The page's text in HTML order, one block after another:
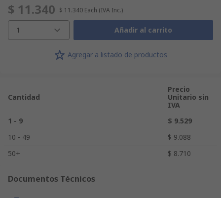
$ 11.340 $ 11.340 Each (IVA Inc.)
1 Añadir al carrito
Agregar a listado de productos
Cantidad
Precio
Unitario sin
IVA
1 - 9
$ 9.529
10 - 49
$ 9.088
50+
$ 8.710
Documentos Técnicos